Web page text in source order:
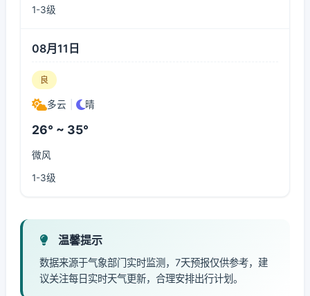
1-3级
08月11日
良
多云 晴
26° ~ 35°
微风
1-3级
温馨提示
数据来源于气象部门实时监测，7天预报仅供参考，建
议关注每日实时天气更新，合理安排出行计划。